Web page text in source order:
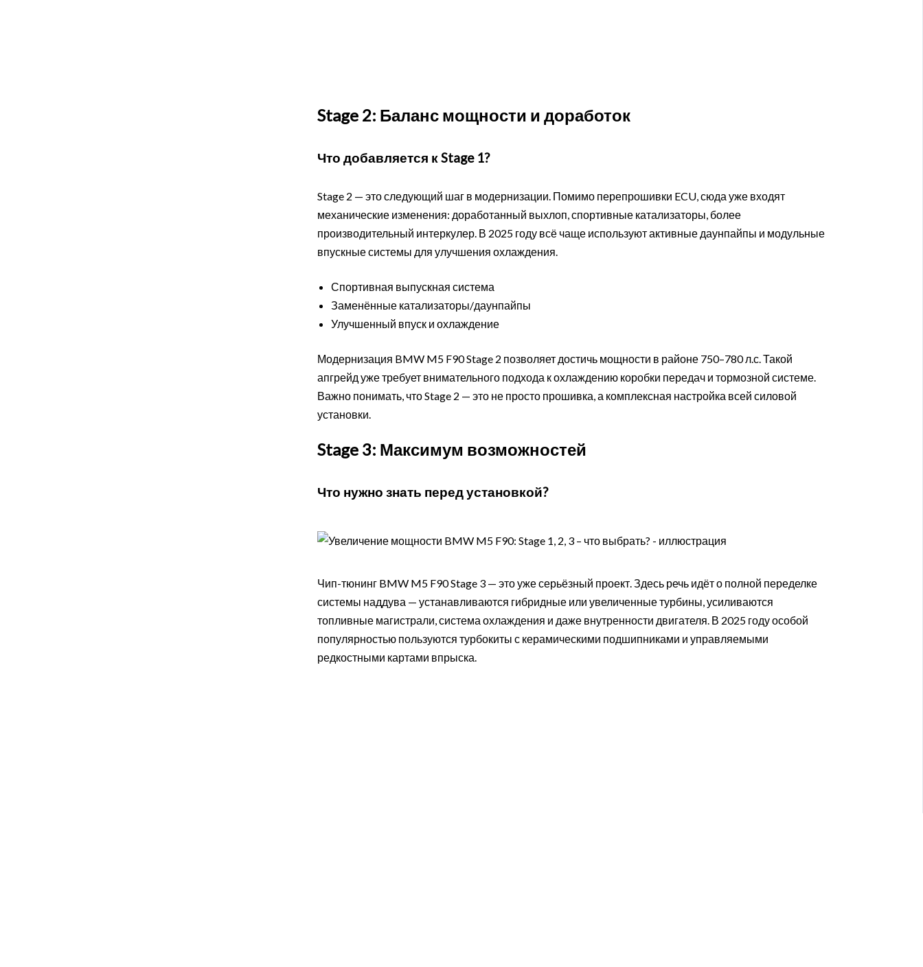
Stage 2: Баланс мощности и доработок
Что добавляется к Stage 1?
Stage 2 — это следующий шаг в модернизации. Помимо перепрошивки ECU, сюда уже входят
механические изменения: доработанный выхлоп, спортивные катализаторы, более
производительный интеркулер. В 2025 году всё чаще используют активные даунпайпы и модульные
впускные системы для улучшения охлаждения.
Спортивная выпускная система
Заменённые катализаторы/даунпайпы
Улучшенный впуск и охлаждение
Модернизация BMW M5 F90 Stage 2 позволяет достичь мощности в районе 750–780 л.с. Такой
апгрейд уже требует внимательного подхода к охлаждению коробки передач и тормозной системе.
Важно понимать, что Stage 2 — это не просто прошивка, а комплексная настройка всей силовой
установки.
Stage 3: Максимум возможностей
Что нужно знать перед установкой?
Чип-тюнинг BMW M5 F90 Stage 3 — это уже серьёзный проект. Здесь речь идёт о полной переделке
системы наддува — устанавливаются гибридные или увеличенные турбины, усиливаются
топливные магистрали, система охлаждения и даже внутренности двигателя. В 2025 году особой
популярностью пользуются турбокиты с керамическими подшипниками и управляемыми
редкостными картами впрыска.